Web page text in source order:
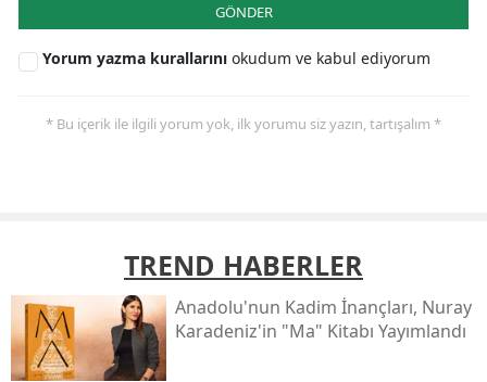
GÖNDER
Yorum yazma kurallarını okudum ve kabul ediyorum
* Bu içerik ile ilgili yorum yok, ilk yorumu siz yazın, tartışalım *
TREND HABERLER
Anadolu'nun Kadim İnançları, Nuray
Karadeniz'in "ma" Kitabı Yayımlandı